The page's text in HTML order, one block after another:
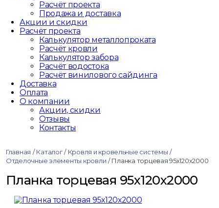
Расчёт проекта
Продажа и доставка
Акции и скидки
Расчёт проекта
Калькулятор металлопроката
Расчёт кровли
Калькулятор забора
Расчёт водостока
Расчёт винилового сайдинга
Доставка
Оплата
О компании
Акции, скидки
Отзывы
Контакты
Главная / Каталог / Кровля и кровельные системы /
Отделочные элементы кровли / Планка торцевая 95х120х2000
Планка торцевая 95х120х2000